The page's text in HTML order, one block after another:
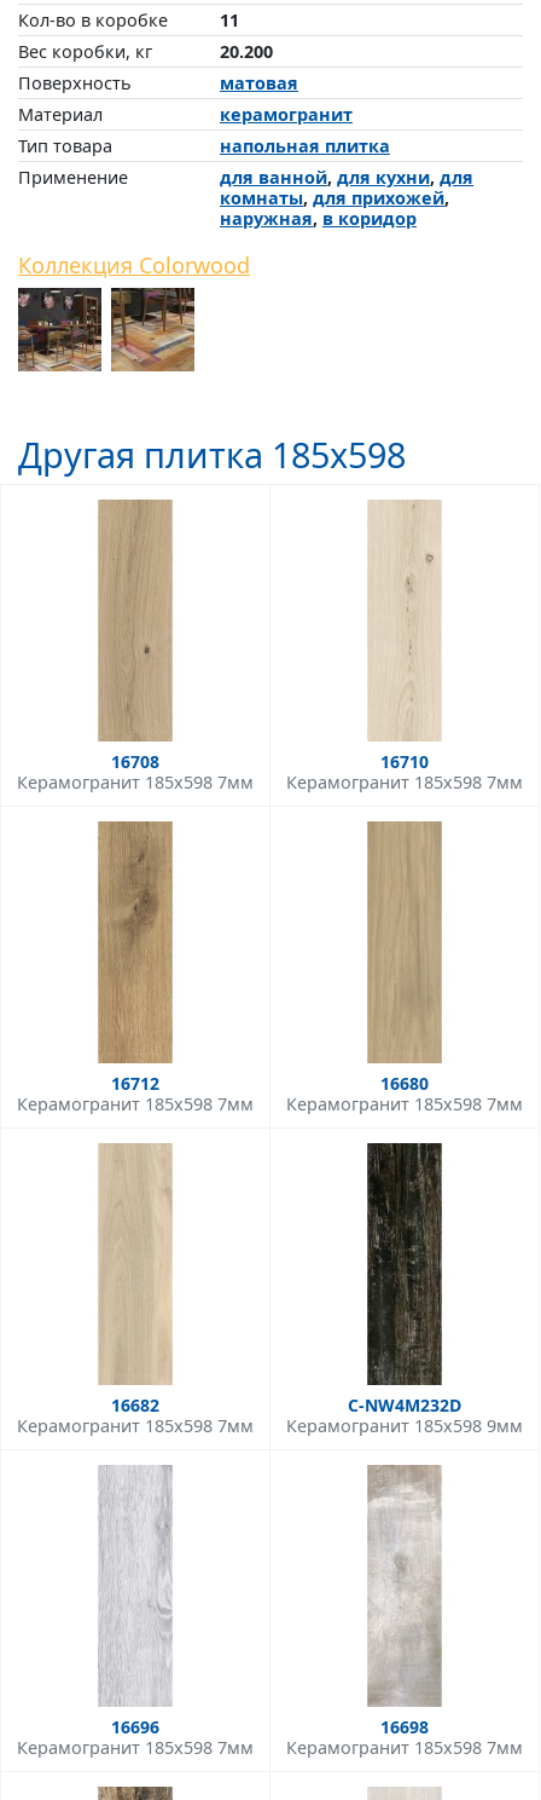
Кол-во в коробке
11
Вес коробки, кг
20.200
Поверхность
матовая
Материал
керамогранит
Тип товара
напольная плитка
Применение
для ванной, для кухни, для
комнаты, для прихожей,
наружная, в коридор
Коллекция Colorwood
Другая плитка 185x598
16708
Керамогранит 185x598 7мм
16710
Керамогранит 185x598 7мм
16712
Керамогранит 185x598 7мм
16680
Керамогранит 185x598 7мм
16682
Керамогранит 185x598 7мм
C-NW4M232D
Керамогранит 185x598 9мм
16696
Керамогранит 185x598 7мм
16698
Керамогранит 185x598 7мм